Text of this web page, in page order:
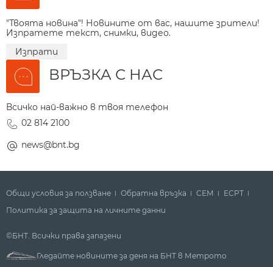
"Твоята новина"! Новините от вас, нашите зрители!
Изпратете текст, снимки, видео.
Изпрати
ВРЪЗКА С НАС
Всичко най-важно в твоя телефон
02 814 2100
news@bnt.bg
Общи условия за ползване Обратна връзка СЕМ
ECPT
Политика за защита на личните данни
©БНТ. Всички права запазени
Гледайте новините за деня на БНТ в Метрото